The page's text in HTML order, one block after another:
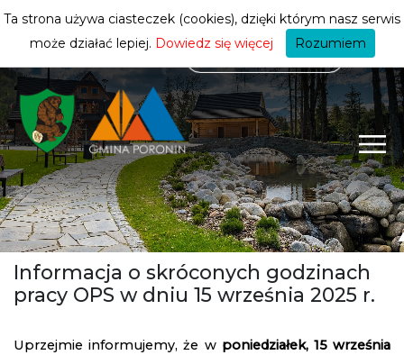
mieszkańca
Informacja o skróconych godzinach
pracy OPS w dniu 15 września 2025 r.
Uprzejmie informujemy, że w poniedziałek, 15 września
Ta strona używa ciasteczek (cookies), dzięki którym nasz serwis
może działać lepiej. Dowiedz się więcej Rozumiem